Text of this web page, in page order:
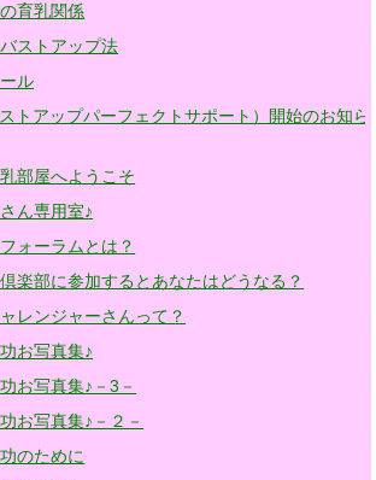
育乳関係
ストアップ法
ル
トアップパーフェクトサポート）開始のお知ら
部屋へようこそ
ん専用室♪
ォーラムとは？
楽部に参加するとあなたはどうなる？
レンジャーさんって？
お写真集♪
お写真集♪－3－
お写真集♪－２－
のために